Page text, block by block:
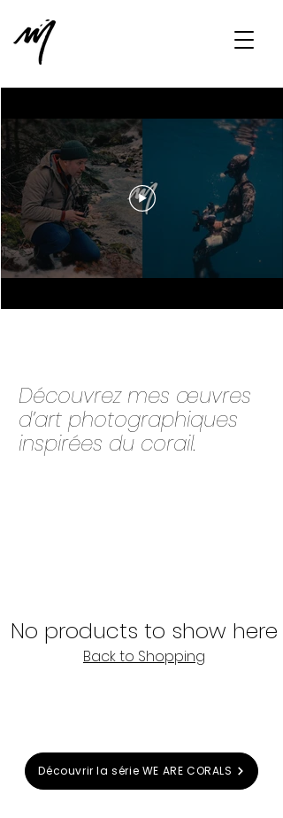
Découvrez mes œuvres
d’art photographiques
inspirées du corail.
No products to show here
Back to Shopping
Découvrir la série WE ARE CORALS